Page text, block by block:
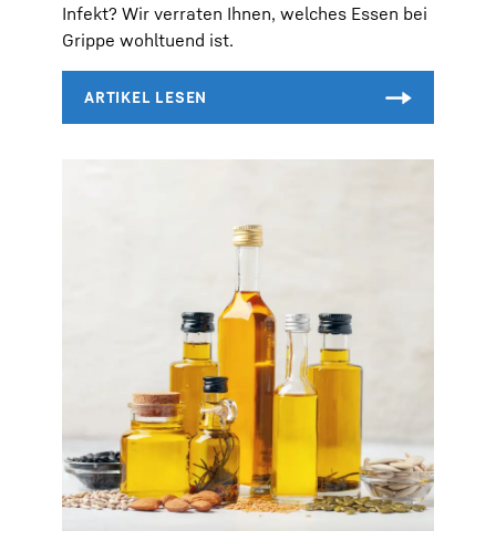
Infekt? Wir verraten Ihnen, welches Essen bei
Grippe wohltuend ist.